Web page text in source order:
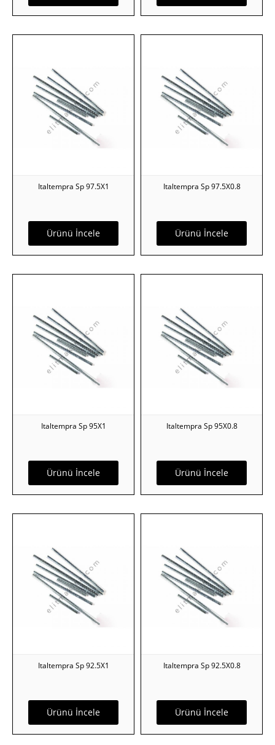
Ürünü İncele
Italtempra Sp 97.5X1
Ürünü İncele
Italtempra Sp 97.5X0.8
Ürünü İncele
Italtempra Sp 95X1
Ürünü İncele
Italtempra Sp 95X0.8
Ürünü İncele
Italtempra Sp 92.5X1
Ürünü İncele
Italtempra Sp 92.5X0.8